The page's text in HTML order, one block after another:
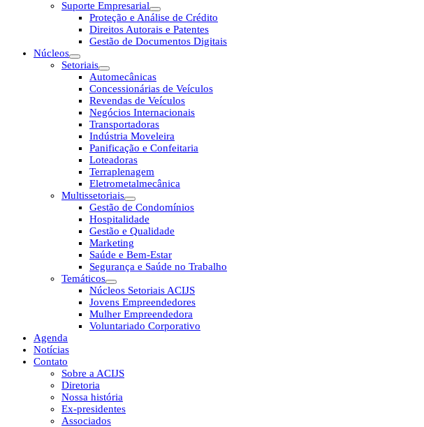
Suporte Empresarial
Proteção e Análise de Crédito
Direitos Autorais e Patentes
Gestão de Documentos Digitais
Núcleos
Setoriais
Automecânicas
Concessionárias de Veículos
Revendas de Veículos
Negócios Internacionais
Transportadoras
Indústria Moveleira
Panificação e Confeitaria
Loteadoras
Terraplenagem
Eletrometalmecânica
Multissetoriais
Gestão de Condomínios
Hospitalidade
Gestão e Qualidade
Marketing
Saúde e Bem-Estar
Segurança e Saúde no Trabalho
Temáticos
Núcleos Setoriais ACIJS
Jovens Empreendedores
Mulher Empreendedora
Voluntariado Corporativo
Agenda
Notícias
Contato
Sobre a ACIJS
Diretoria
Nossa história
Ex-presidentes
Associados